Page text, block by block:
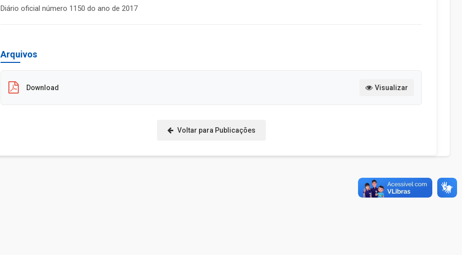
Diário oficial número 1150 do ano de 2017
Arquivos
Download Visualizar
Voltar para Publicações